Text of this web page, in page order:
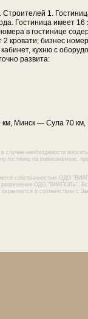
Строителей 1.
Гостиница имеет
в гостинице
кровати; бизнес
кухню с
развита:
Минск — Су­ла 70 км,
случае необходимости
гостиниц на равнозначные,
собственностью ОДО
разрешения ОДО "ВИАПОЛЬ".
в соответствии с